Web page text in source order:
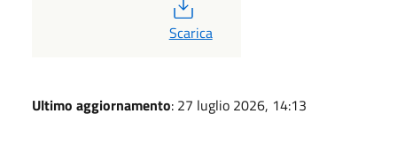
PDF
Scarica
Ultimo aggiornamento: 27 luglio 2026, 14:13